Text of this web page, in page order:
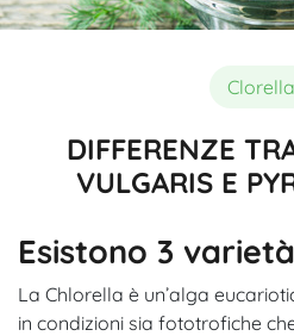
Clorella
DIFFERENZE
VULGARIS E
Esistono 3
La Chlorella è un’alga
in condizioni sia fototrofiche